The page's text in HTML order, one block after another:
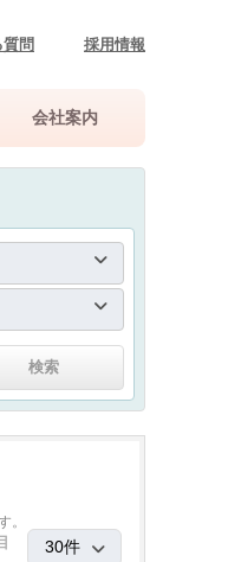
問 採用情報
会社案内
。